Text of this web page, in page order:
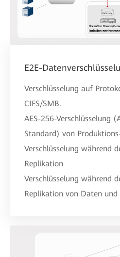
E2E-
Verschlüsselung auf
CIFS/SMB.
AES-256-Verschlüsselung
Standard) von
Verschlüsselung während
Replikation
Verschlüsselung während
Replikation von Daten und